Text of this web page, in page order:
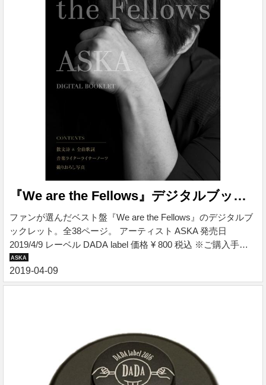
『We are the Fellows』デジタルブックレット
ファンが選んだベスト盤『We are the Fellows』のデジタルブ
ックレット。全38ページ。 アーティスト ASKA 発売日
2019/4/9 レーベル DADA label 価格 ¥ 800 税込 ※ご購入手続
きは下記バナーよりお進みください。 『We are the Fellows』
デジタルブックレット ファンが選んだベスト盤『We are the
Fellows』のデジタルブックレット。全38ページ。 ■収録コン